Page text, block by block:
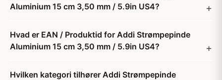
Aluminium 15 cm 3,50 mm / 5.9in US4?
Hvad er EAN / Produktid for Addi Strømpepinde
Aluminium 15 cm 3,50 mm / 5.9in US4?
Hvilken kategori tilhører Addi Strømpepinde